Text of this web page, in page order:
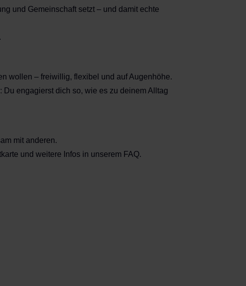
und Gemeinschaft setzt – und damit echte
wollen – freiwillig, flexibel und auf Augenhöhe.
engagierst dich so, wie es zu deinem Alltag
mit anderen.
und weitere Infos in unserem FAQ.